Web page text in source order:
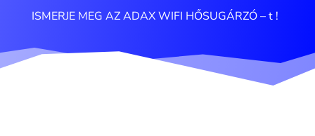
ISMERJE MEG AZ ADAX WIFI HŐSUGÁRZÓ – t !